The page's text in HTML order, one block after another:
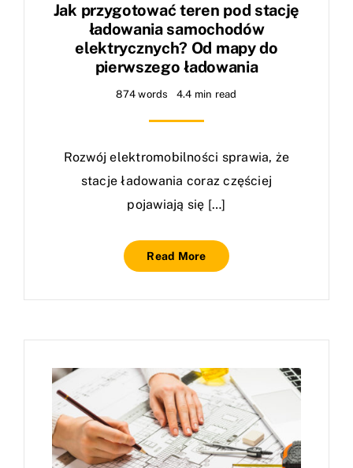
Jak przygotować teren pod stację
ładowania samochodów
elektrycznych? Od mapy do
pierwszego ładowania
874 words 4.4 min read
Rozwój elektromobilności sprawia, że
stacje ładowania coraz częściej
pojawiają się […]
Read More